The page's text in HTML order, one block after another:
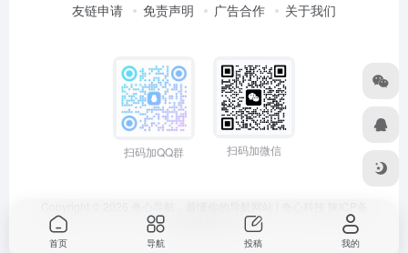
友链申请 免责声明 广告合作 关于我们
扫码加QQ群 扫码加微信
首页 导航 投稿 我的